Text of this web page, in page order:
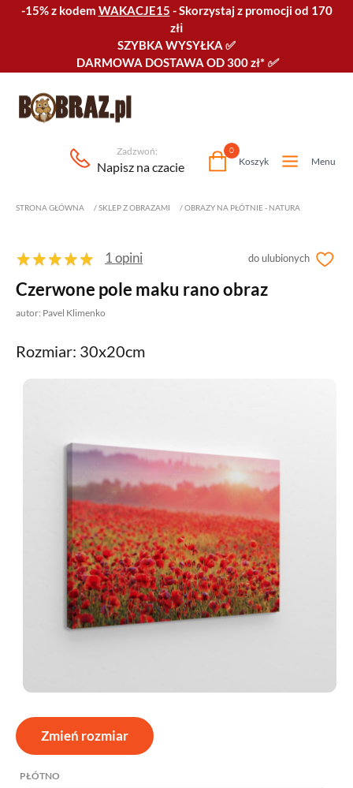
-15% z kodem WAKACJE15 -Skorzystaj z promocji od 170
złℹ️
SZYBKA WYSYŁKA ✅
DARMOWA DOSTAWA OD 300 zł* ✅
Zadzwoń:
Napisz na czacie Koszyk
0
Menu
STRONA GŁÓWNA /SKLEP Z OBRAZAMI /OBRAZY NA PŁÓTNIE - NATURA
do ulubionych
1 opini
Czerwone pole maku rano obraz
autor: Pavel Klimenko
Rozmiar: 30x20cm
Zmień rozmiar
PŁÓTNO